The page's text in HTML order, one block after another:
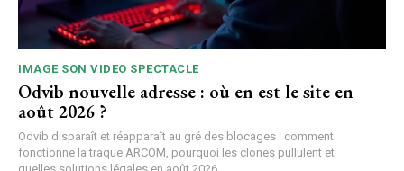
IMAGE SON VIDEO SPECTACLE
Odvib nouvelle adresse : où en est le site en
août 2026 ?
Odvib disparaît et réapparaît au gré des blocages : comment
fonctionne la traque ARCOM, pourquoi les clones pullulent et